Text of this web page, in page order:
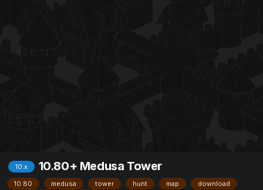
10.x 10.80+ Medusa Tower
10.80 medusa tower hunt map
download